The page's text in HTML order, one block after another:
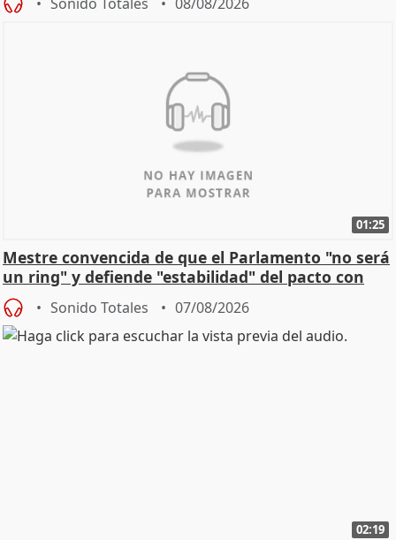
01:25
Mestre convencida de que el Parlamento "no será
un ring" y defiende "estabilidad" del pacto con
Vox
Sonido Totales 07/08/2026
02:19